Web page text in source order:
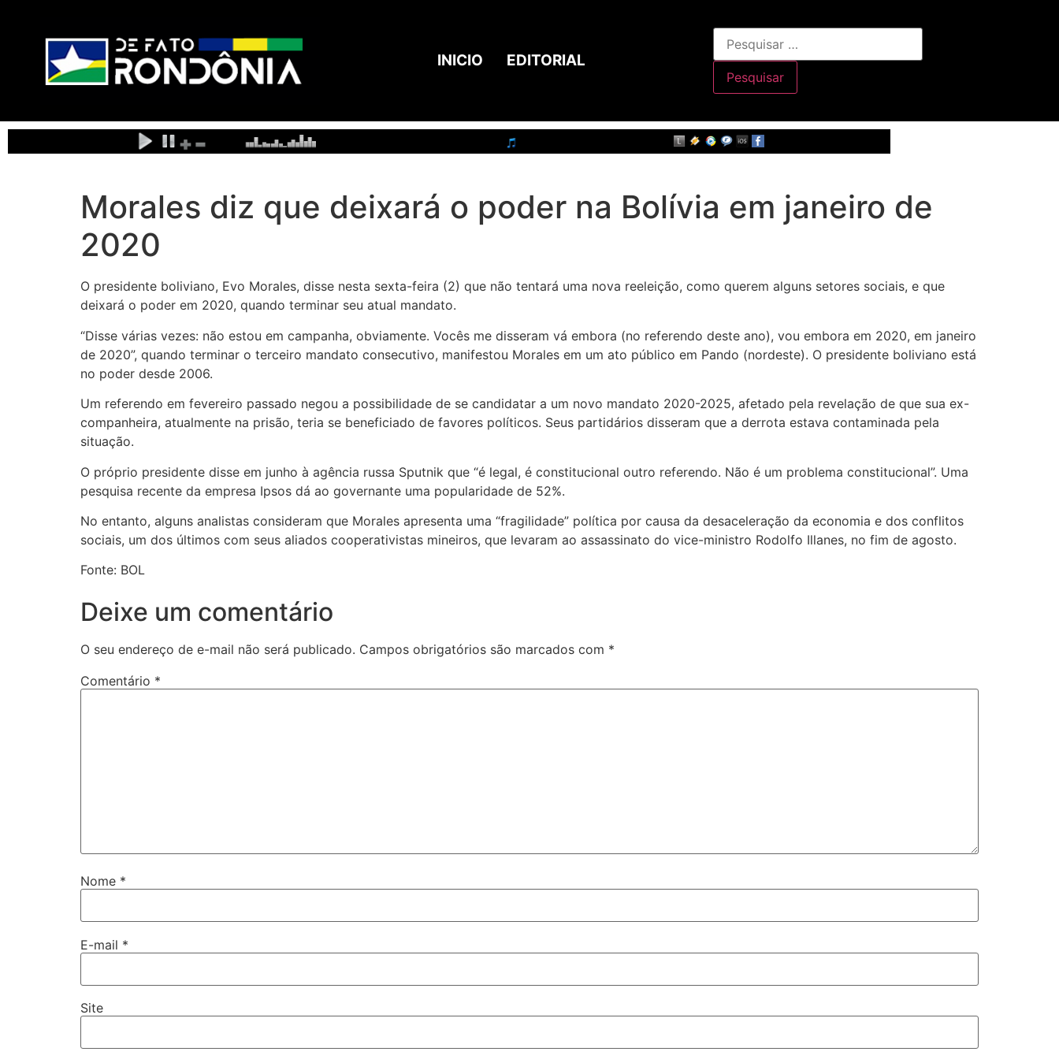
INICIO EDITORIAL
Morales diz que deixará o poder na Bolívia em janeiro de
2020
O presidente boliviano, Evo Morales, disse nesta sexta-feira (2) que não tentará uma nova reeleição, como querem alguns setores sociais, e que
deixará o poder em 2020, quando terminar seu atual mandato.
“Disse várias vezes: não estou em campanha, obviamente. Vocês me disseram vá embora (no referendo deste ano), vou embora em 2020, em janeiro
de 2020”, quando terminar o terceiro mandato consecutivo, manifestou Morales em um ato público em Pando (nordeste). O presidente boliviano está
no poder desde 2006.
Um referendo em fevereiro passado negou a possibilidade de se candidatar a um novo mandato 2020-2025, afetado pela revelação de que sua ex-
companheira, atualmente na prisão, teria se beneficiado de favores políticos. Seus partidários disseram que a derrota estava contaminada pela
situação.
O próprio presidente disse em junho à agência russa Sputnik que “é legal, é constitucional outro referendo. Não é um problema constitucional”. Uma
pesquisa recente da empresa Ipsos dá ao governante uma popularidade de 52%.
No entanto, alguns analistas consideram que Morales apresenta uma “fragilidade” política por causa da desaceleração da economia e dos conflitos
sociais, um dos últimos com seus aliados cooperativistas mineiros, que levaram ao assassinato do vice-ministro Rodolfo Illanes, no fim de agosto.
Fonte: BOL
Deixe um comentário
O seu endereço de e-mail não será publicado. Campos obrigatórios são marcados com *
Comentário *
Nome *
E-mail *
Site